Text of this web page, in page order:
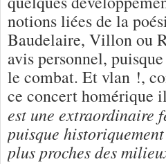
notions liées de la
Baudelaire, Villon ou
avis personnel,
le combat. Et vlan !,
ce concert homérique
est une extraordinaire
puisque
plus proches des